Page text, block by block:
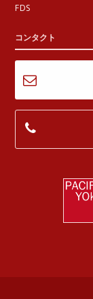
FDS
コンタクト